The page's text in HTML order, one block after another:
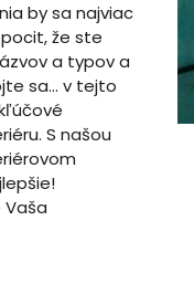
by sa najviac
že ste
a typov a
sa… v tejto
S našou